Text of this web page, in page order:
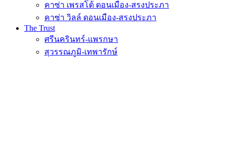
คาซ่า เพรสโต้ ดอนเมือง-สรงประภา
คาซ่า วิลล์ ดอนเมือง-สรงประภา
The Trust
ศรีนครินทร์-แพรกษา
สุวรรณภูมิ-เทพารักษ์